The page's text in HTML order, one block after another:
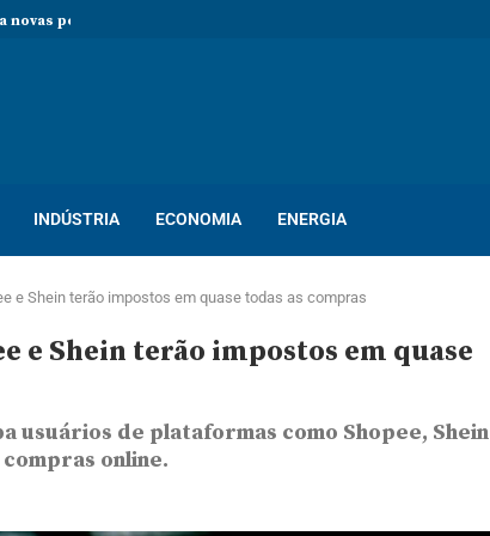
pessoas para ocupar vagas de...
INDÚSTRIA ECONOMIA ENERGIA
e Shein terão impostos em quase todas as compras
e Shein terão impostos em quase
usuários de plataformas como Shopee, Shein
online.